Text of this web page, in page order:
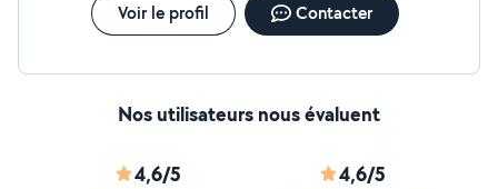
Voir le profil Contacter
Nos utilisateurs nous évaluent
4,6/5 4,6/5